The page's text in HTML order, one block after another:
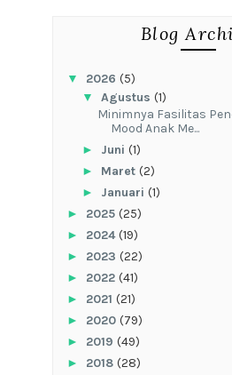
Blog
▼ 2026 (5)
▼ Agustus (1)
‎Minimnya Fasilitas
Mood Anak Me...
► Juni (1)
► Maret (2)
► Januari (1)
► 2025 (25)
► 2024(19)
► 2023 (22)
► 2022 (41)
► 2021 (21)
► 2020 (79)
► 2019 (49)
► 2018 (28)